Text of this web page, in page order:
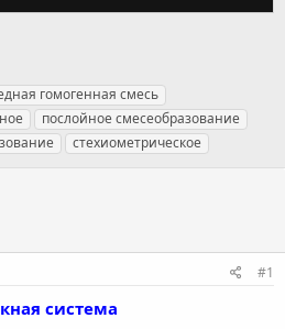
гомогенная смесь
послойное смесеобразование
стехиометрическое
#1
система